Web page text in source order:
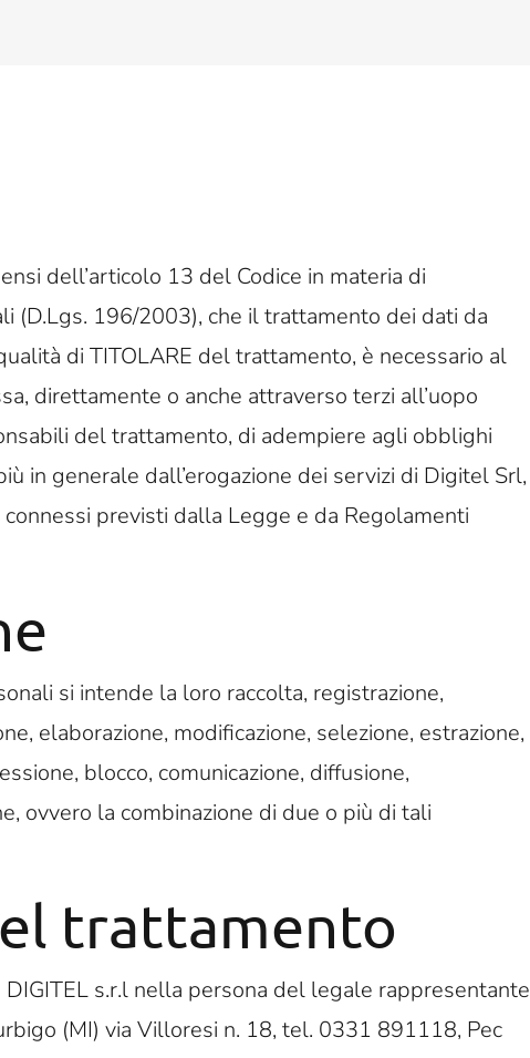
dell’articolo 13 del Codice in materia di
(D.Lgs. 196/2003), che il trattamento dei dati da
di TITOLARE del trattamento, è necessario al
direttamente o anche attraverso terzi all’uopo
del trattamento, di adempiere agli obblighi
in generale dall’erogazione dei servizi di Digitel Srl,
previsti dalla Legge e da Regolamenti
si intende la loro raccolta, registrazione,
elaborazione, modificazione, selezione, estrazione,
blocco, comunicazione, diffusione,
ovvero la combinazione di due o più di tali
trattamento
s.r.l nella persona del legale rappresentante
(MI) via Villoresi n. 18, tel. 0331 891118, Pec